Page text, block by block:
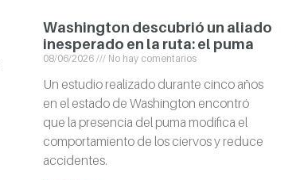
Washington descubrió un aliado
inesperado en la ruta: el puma
08/06/2026 No hay comentarios
Un estudio realizado durante cinco años
en el estado de Washington encontró
que la presencia del puma modifica el
comportamiento de los ciervos y reduce
accidentes.